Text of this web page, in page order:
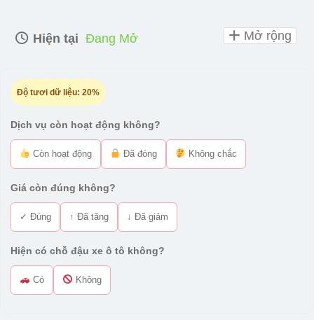
Hiện tại Đang Mở
Độ tươi dữ liệu: 20%
Dịch vụ còn hoạt động không?
Còn hoạt động Đã đóng Không chắc
Giá còn đúng không?
✓ Đúng ↑ Đã tăng ↓ Đã giảm
Hiện có chỗ đậu xe ô tô không?
Có Không
Mở rộng